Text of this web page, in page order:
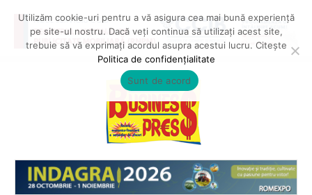
Utilizăm cookie-uri pentru a vă asigura cea mai bună experiență
pe site-ul nostru. Dacă veți continua să utilizați acest site,
trebuie să vă exprimați acordul asupra acestui lucru. Citește
Politica de confidențialitate
Sunt de acord